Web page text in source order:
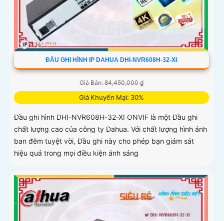
ĐẦU GHI HÌNH IP DAHUA DHI-NVR608H-32-XI
Giá Bán: 84,450,000 ₫
Giá Khuyến Mại: 30%
Đầu ghi hình DHI-NVR608H-32-XI ONVIF là một Đầu ghi
chất lượng cao của công ty Dahua. Với chất lượng hình ảnh
ban đêm tuyệt vời, Đầu ghi này cho phép bạn giám sát
hiệu quả trong mọi điều kiện ánh sáng